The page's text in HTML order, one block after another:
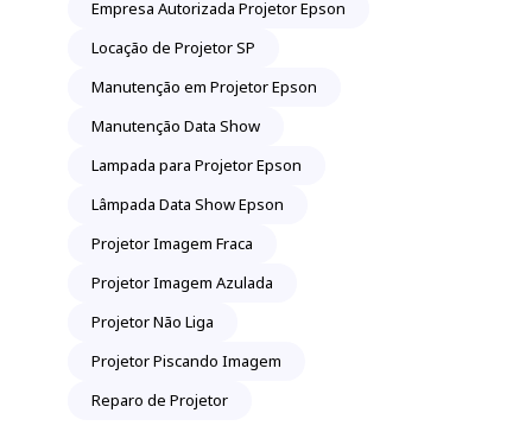
Empresa Autorizada Projetor Epson
Locação de Projetor SP
Manutenção em Projetor Epson
Manutenção Data Show
Lampada para Projetor Epson
Lâmpada Data Show Epson
Projetor Imagem Fraca
Projetor Imagem Azulada
Projetor Não Liga
Projetor Piscando Imagem
Reparo de Projetor